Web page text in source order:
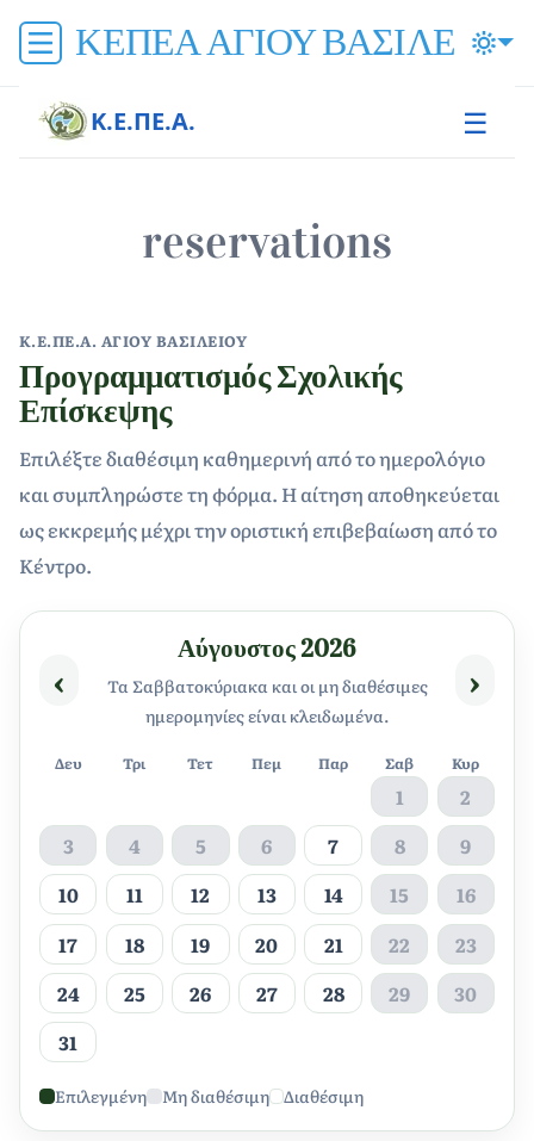
ΚΕΠΕΑ ΑΓΙΟΥ ΒΑΣΙΛΕΙΟΥ
Κ.Ε.ΠΕ.Α. ☰
reservations
Κ.Ε.ΠΕ.Α. ΑΓΊΟΥ ΒΑΣΙΛΕΊΟΥ
Προγραμματισμός Σχολικής
Επίσκεψης
Επιλέξτε διαθέσιμη καθημερινή από το ημερολόγιο
και συμπληρώστε τη φόρμα. Η αίτηση αποθηκεύεται
ως εκκρεμής μέχρι την οριστική επιβεβαίωση από το
Κέντρο.
‹
Αύγουστος 2026
Τα Σαββατοκύριακα και οι μη διαθέσιμες
ημερομηνίες είναι κλειδωμένα.
›
Δευ Τρι Τετ Πεμ Παρ Σαβ Κυρ
1
2
3
4 5 6 7 8
9
10
11 12 13 14 15
16
17
18 19 20 21 22
23
24
25 26 27 28 29
30
31
Επιλεγμένη Μη διαθέσιμη Διαθέσιμη